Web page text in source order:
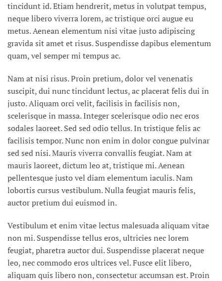
tincidunt id. Etiam hendrerit, metus in volutpat tempus,
neque libero viverra lorem, ac tristique orci augue eu
metus. Aenean elementum nisi vitae justo adipiscing
gravida sit amet et risus. Suspendisse dapibus elementum
quam, vel semper mi tempus ac.
Nam at nisi risus. Proin pretium, dolor vel venenatis
suscipit, dui nunc tincidunt lectus, ac placerat felis dui in
justo. Aliquam orci velit, facilisis in facilisis non,
scelerisque in massa. Integer scelerisque odio nec eros
sodales laoreet. Sed sed odio tellus. In tristique felis ac
facilisis tempor. Nunc non enim in dolor congue pulvinar
sed sed nisi. Mauris viverra convallis feugiat. Nam at
mauris laoreet, dictum leo at, tristique mi. Aenean
pellentesque justo vel diam elementum iaculis. Nam
lobortis cursus vestibulum. Nulla feugiat mauris felis,
auctor pretium dui euismod in.
Vestibulum et enim vitae lectus malesuada aliquam vitae
non mi. Suspendisse tellus eros, ultricies nec lorem
feugiat, pharetra auctor dui. Suspendisse placerat neque
leo, nec commodo eros ultrices vel. Fusce elit libero,
aliquam quis libero non, consectetur accumsan est. Proin